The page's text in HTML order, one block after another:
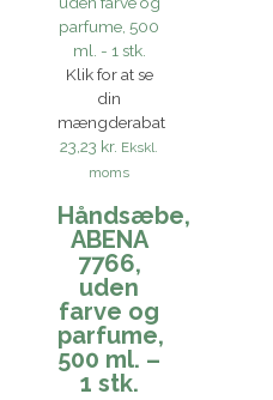
Klik for at se
din
mængderabat
23,23 kr. Ekskl.
moms
Håndsæbe,
ABENA
7766,
uden
farve og
parfume,
500 ml. –
1 stk.